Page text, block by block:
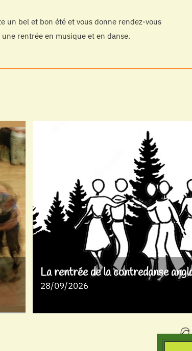
un bel et bon été et vous donne rendez-vous
rentrée en musique et en danse.
La rentrée de la contredanse
28/09/2026